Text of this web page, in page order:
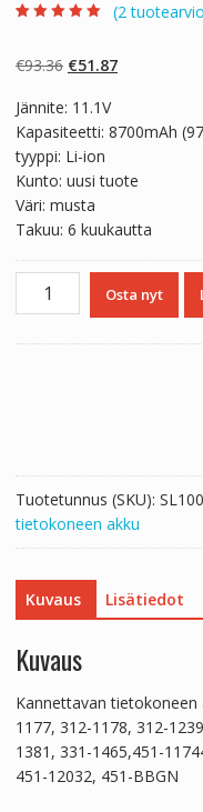
asiakkaan
(2
€93.36 Alkuperäinen
oli:
€93.36.
€51.87Nykyinen
€51.87.
Jännite: 11.1V
Kapasiteetti: 8700mAh
tyyppi: Li-ion
Kunto: uusi tuote
Väri: musta
Takuu: 6 kuukautta
Kannettavan
tietokoneen
1177,
312-
1178,
312-
1239,
312-
1241,312-
1379,
312-
1380,
312-
1381,
331-
Osta nyt
Tuotetunnus (SKU):
tietokoneen akku
Kuvaus Lisätiedot
Kuvaus
Kannettavan tietokoneen
1177, 312-1178, 312-
1381, 331-1465,451-
451-12032, 451-BBGN